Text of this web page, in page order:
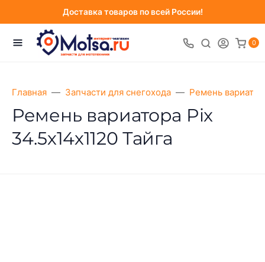
Доставка товаров по всей России!
0
Главная Запчасти для снегохода Ремень
Ремень вариатора Pix
34.5х14х1120 Тайга